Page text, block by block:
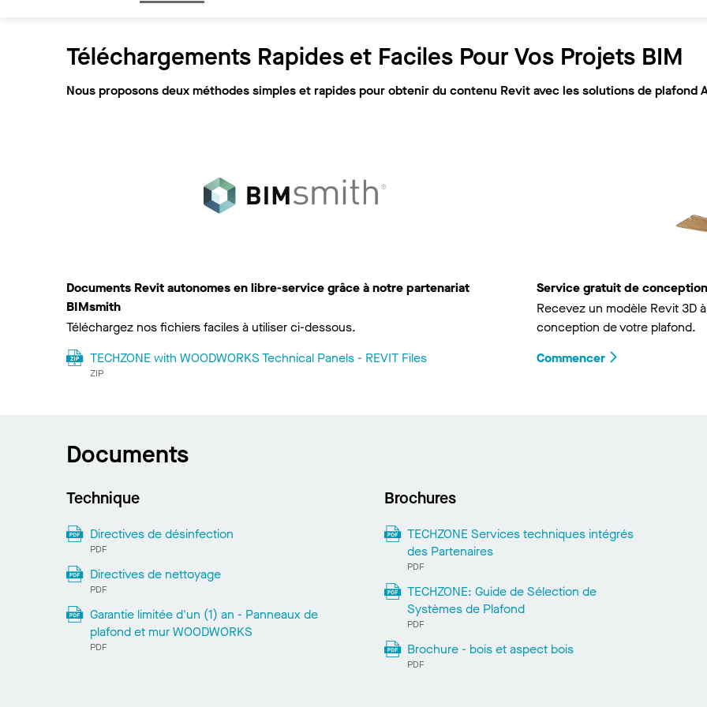
Téléchargements Rapides et Faciles Pour Vos Projets BIM
Nous proposons deux méthodes simples et rapides pour obtenir du contenu Revit avec les solutions de plafond
Documents Revit autonomes en libre-service grâce à notre partenariat
BIMsmith
Téléchargez nos fichiers faciles à utiliser ci-dessous.
TECHZONE with WOODWORKS Technical Panels - REVIT Files
ZIP
Service gratuit de
Recevez un modèle Revit 3D
conception de votre plafond.
Commencer
Documents
Technique
Directives de désinfection
PDF
Directives de nettoyage
PDF
Garantie limitée d'un (1) an - Panneaux de
plafond et mur WOODWORKS
PDF
Brochures
TECHZONE Services techniques intégrés
des Partenaires
PDF
TECHZONE: Guide de Sélection de
Systèmes de Plafond
PDF
Brochure - bois et aspect bois
PDF